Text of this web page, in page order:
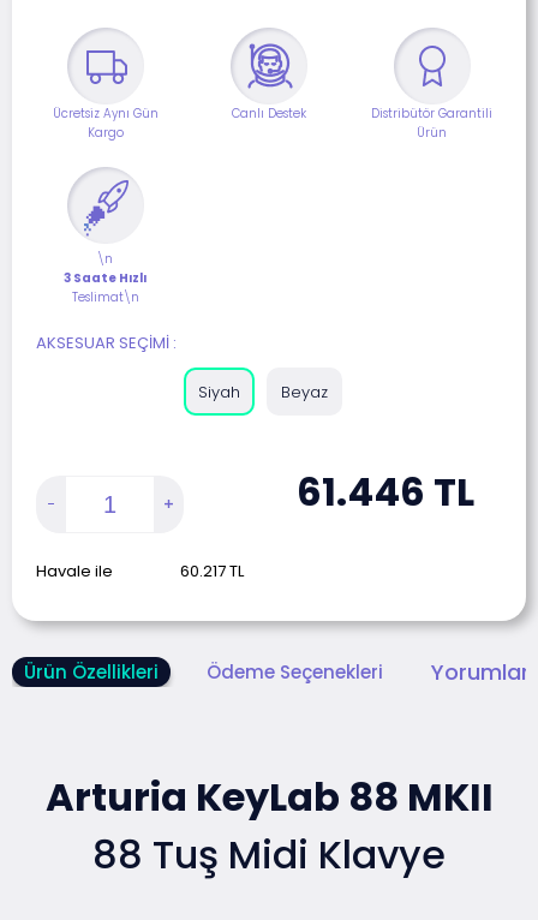
Ücretsiz Aynı Gün
Kargo
Canlı Destek
Distribütör Garantili
Ürün
\n
3 Saate Hızlı
Teslimat\n
AKSESUAR SEÇIMI :
Siyah Beyaz
61.446 TL
Havale ile 60.217TL
Ürün Özellikleri Ödeme Seçenekleri
Arturia KeyLab 88 MKII
88 Tuş Midi Klavye